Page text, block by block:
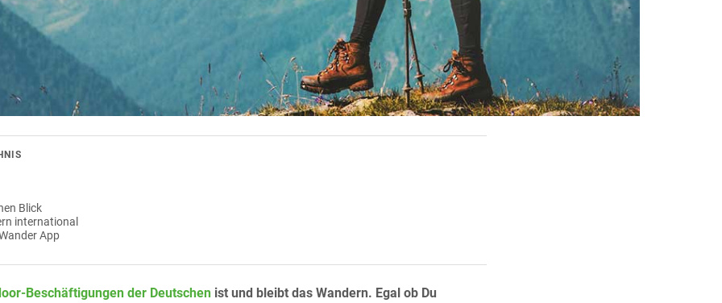
Blick
international
App
Beschäftigungen der Deutschen ist und bleibt das Wandern. Egal ob Du